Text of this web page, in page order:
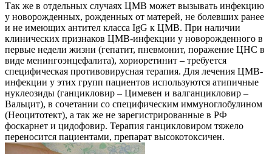
Так же в отдельных случаях ЦМВ может вызывать инфекцию
у новорожденных, рожденных от матерей, не болевших ранее
и не имеющих антител класса IgG к ЦМВ. При наличии
клинических признаков ЦМВ-инфекции у новорожденного в
первые недели жизни (гепатит, пневмонит, поражение ЦНС в
виде менингоэнцефалита), хориоретинит – требуется
специфическая противовирусная терапия. Для лечения ЦМВ-
инфекции у этих групп пациентов используются атипичные
нуклеозиды (ганцикловир – Цимевен и валганцикловир –
Вальцит), в сочетании со специфическим иммуноглобулином
(Неоцитотект), а так же не зарегистрированные в РФ
фоскарнет и цидофовир. Терапия ганцикловиром тяжело
переносится пациентами, препарат высокотоксичен.